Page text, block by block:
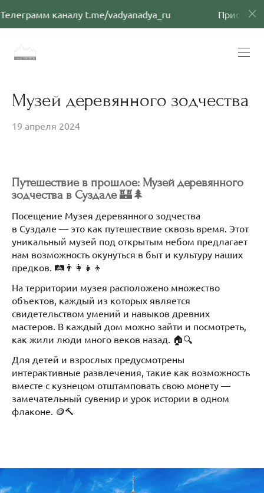
каналу t.me/vadyanadya_ru
Музей деревянного зодчества
19 апреля 2024
Путешествие в прошлое: Музей деревянного
зодчества в Суздале🏰🌲
Посещение Музея деревянного зодчества
в Суздале — это как путешествие сквозь время. Этот
уникальный музей под открытым небом предлагает
нам возможность окунуться в быт и культуру наших
предков. 🛤️👨‍👩‍👧‍👦
На территории музея расположено множество
объектов, каждый из которых является
свидетельством умений и навыков древних
мастеров. В каждый дом можно зайти и посмотреть,
как жили люди много веков назад. 🏠🔍
Для детей и взрослых предусмотрены
интерактивные развлечения, такие как возможность
вместе с кузнецом отштамповать свою монету —
замечательный сувенир и урок истории в одном
флаконе. 🪙🔨